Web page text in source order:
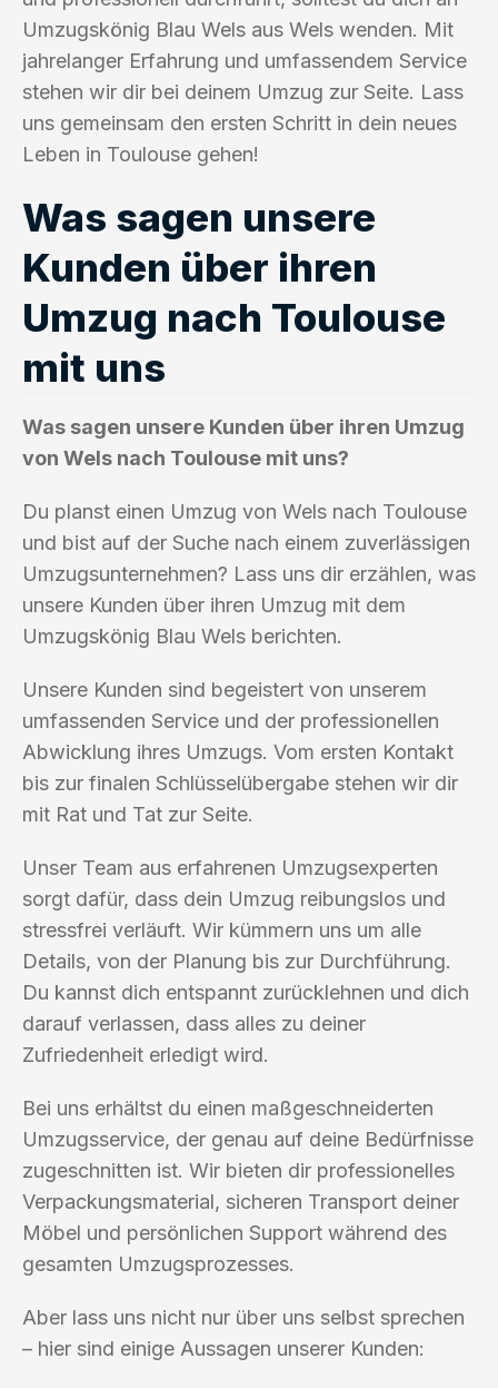
Umzugskönig Blau Wels aus Wels wenden. Mit
jahrelanger Erfahrung und umfassendem Service
stehen wir dir bei deinem Umzug zur Seite. Lass
uns gemeinsam den ersten Schritt in dein neues
Leben in Toulouse gehen!
Was sagen unsere
Kunden über ihren
Umzug nach Toulouse
mit uns
Was sagen unsere Kunden über ihren Umzug
von Wels nach Toulouse mit uns?
Du planst einen Umzug von Wels nach Toulouse
und bist auf der Suche nach einem zuverlässigen
Umzugsunternehmen? Lass uns dir erzählen, was
unsere Kunden über ihren Umzug mit dem
Umzugskönig Blau Wels berichten.
Unsere Kunden sind begeistert von unserem
umfassenden Service und der professionellen
Abwicklung ihres Umzugs. Vom ersten Kontakt
bis zur finalen Schlüsselübergabe stehen wir dir
mit Rat und Tat zur Seite.
Unser Team aus erfahrenen Umzugsexperten
sorgt dafür, dass dein Umzug reibungslos und
stressfrei verläuft. Wir kümmern uns um alle
Details, von der Planung bis zur Durchführung.
Du kannst dich entspannt zurücklehnen und dich
darauf verlassen, dass alles zu deiner
Zufriedenheit erledigt wird.
Bei uns erhältst du einen maßgeschneiderten
Umzugsservice, der genau auf deine Bedürfnisse
zugeschnitten ist. Wir bieten dir professionelles
Verpackungsmaterial, sicheren Transport deiner
Möbel und persönlichen Support während des
gesamten Umzugsprozesses.
Aber lass uns nicht nur über uns selbst sprechen
– hier sind einige Aussagen unserer Kunden: